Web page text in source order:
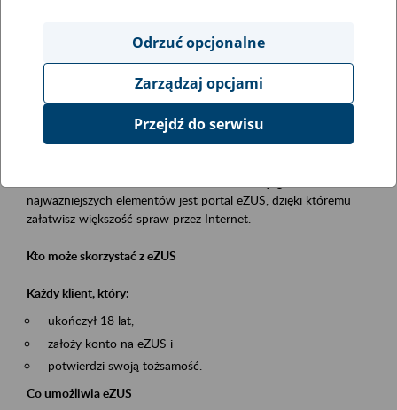
Obszar merytoryczny
obsługa klientów
Opis wydarzenia
Platforma Usług Elektronicznych eZUS
najważniejszych elementów jest portal eZUS, dzięki któremu
załatwisz większość spraw przez Internet.
Kto może skorzystać z eZUS
Każdy klient, który:
ukończył 18 lat,
założy konto na eZUS i
potwierdzi swoją tożsamość.
Co umożliwia eZUS
Odrzuć opcjonalne
Zarządzaj opcjami
Przejdź do serwisu